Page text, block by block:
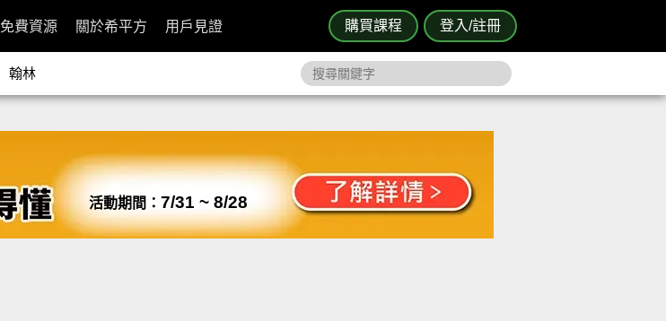
購買課程 登入/註冊
免費資源 關於希平方 用戶見證
翰林
活動期間： 7/31 ~ 8/28